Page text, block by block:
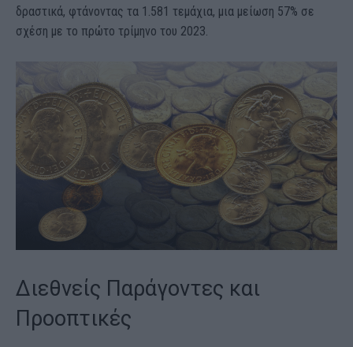
δραστικά, φτάνοντας τα 1.581 τεμάχια, μια μείωση 57% σε
σχέση με το πρώτο τρίμηνο του 2023.
Διεθνείς Παράγοντες και
Προοπτικές